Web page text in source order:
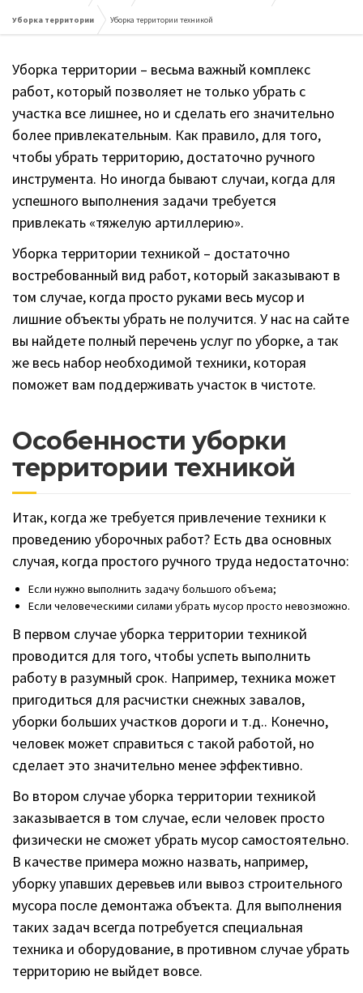
Уборка территории Уборка территории техникой
Уборка территории – весьма важный комплекс
работ, который позволяет не только убрать с
участка все лишнее, но и сделать его значительно
более привлекательным. Как правило, для того,
чтобы убрать территорию, достаточно ручного
инструмента. Но иногда бывают случаи, когда для
успешного выполнения задачи требуется
привлекать «тяжелую артиллерию».
Уборка территории техникой – достаточно
востребованный вид работ, который заказывают в
том случае, когда просто руками весь мусор и
лишние объекты убрать не получится. У нас на сайте
вы найдете полный перечень услуг по уборке, а так
же весь набор необходимой техники, которая
поможет вам поддерживать участок в чистоте.
Особенности уборки
территории техникой
Итак, когда же требуется привлечение техники к
проведению уборочных работ? Есть два основных
случая, когда простого ручного труда недостаточно:
Если нужно выполнить задачу большого объема;
Если человеческими силами убрать мусор просто невозможно.
В первом случае уборка территории техникой
проводится для того, чтобы успеть выполнить
работу в разумный срок. Например, техника может
пригодиться для расчистки снежных завалов,
уборки больших участков дороги и т.д.. Конечно,
человек может справиться с такой работой, но
сделает это значительно менее эффективно.
Во втором случае уборка территории техникой
заказывается в том случае, если человек просто
физически не сможет убрать мусор самостоятельно.
В качестве примера можно назвать, например,
уборку упавших деревьев или вывоз строительного
мусора после демонтажа объекта. Для выполнения
таких задач всегда потребуется специальная
техника и оборудование, в противном случае убрать
территорию не выйдет вовсе.